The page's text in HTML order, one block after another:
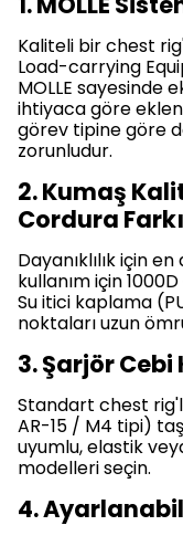
Kaliteli bir chest
Load-carrying
MOLLE sayesinde
ihtiyaca göre
görev tipine göre
zorunludur.
2. Kumaş
Cordura Farkı
Dayanıklılık için
kullanım için
Su itici kaplama
noktaları uzun
3. Şarjör
Standart chest
AR-15 / M4 tipi)
uyumlu, elastik
modelleri seçin.
4.